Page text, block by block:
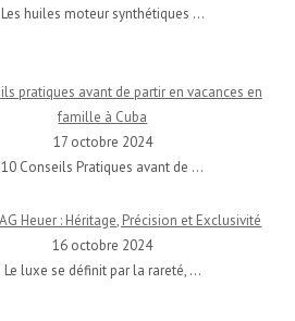
Les huiles moteur synthétiques …
pratiques avant de partir en vacances en
famille à Cuba
17 octobre 2024
10 Conseils Pratiques avant de …
Heuer : Héritage, Précision et Exclusivité
16 octobre 2024
Le luxe se définit par la rareté, …